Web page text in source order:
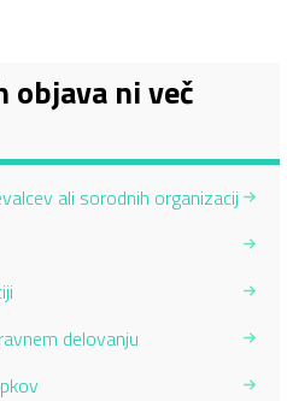
objava ni več
ali sorodnih organizacij
delovanju